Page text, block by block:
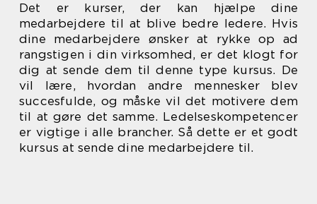
Det er kurser, der kan hjælpe dine
medarbejdere til at blive bedre ledere. Hvis
dine medarbejdere ønsker at rykke op ad
rangstigen i din virksomhed, er det klogt for
dig at sende dem til denne type kursus. De
vil lære, hvordan andre mennesker blev
succesfulde, og måske vil det motivere dem
til at gøre det samme. Ledelseskompetencer
er vigtige i alle brancher. Så dette er et godt
kursus at sende dine medarbejdere til.